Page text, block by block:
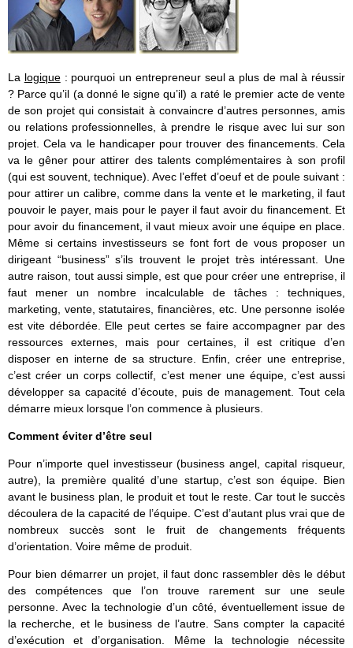
La logique: pourquoi un entrepreneur seul a plus de mal à réussir
? Parce qu’il (a donné le signe qu’il) a raté le premier acte de vente
de son projet qui consistait à convaincre d’autres personnes, amis
ou relations professionnelles, à prendre le risque avec lui sur son
projet. Cela va le handicaper pour trouver des financements. Cela
va le gêner pour attirer des talents complémentaires à son profil
(qui est souvent, technique). Avec l’effet d’oeuf et de poule suivant :
pour attirer un calibre, comme dans la vente et le marketing, il faut
pouvoir le payer, mais pour le payer il faut avoir du financement. Et
pour avoir du financement, il vaut mieux avoir une équipe en place.
Même si certains investisseurs se font fort de vous proposer un
dirigeant “business” s’ils trouvent le projet très intéressant. Une
autre raison, tout aussi simple, est que pour créer une entreprise, il
faut mener un nombre incalculable de tâches : techniques,
marketing, vente, statutaires, financières, etc. Une personne isolée
est vite débordée. Elle peut certes se faire accompagner par des
ressources externes, mais pour certaines, il est critique d’en
disposer en interne de sa structure. Enfin, créer une entreprise,
c’est créer un corps collectif, c’est mener une équipe, c’est aussi
développer sa capacité d’écoute, puis de management. Tout cela
démarre mieux lorsque l’on commence à plusieurs.
Comment éviter d’être seul
Pour n’importe quel investisseur (business angel, capital risqueur,
autre), la première qualité d’une startup, c’est son équipe. Bien
avant le business plan, le produit et tout le reste. Car tout le succès
découlera de la capacité de l’équipe. C’est d’autant plus vrai que de
nombreux succès sont le fruit de changements fréquents
d’orientation. Voire même de produit.
Pour bien démarrer un projet, il faut donc rassembler dès le début
des compétences que l’on trouve rarement sur une seule
personne. Avec la technologie d’un côté, éventuellement issue de
la recherche, et le business de l’autre. Sans compter la capacité
d’exécution et d’organisation. Même la technologie nécessite